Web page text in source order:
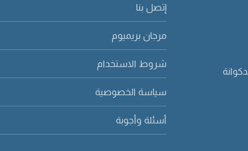
إتصل بنا
مرجان بريميوم
شروط الاستخدام
سياسة الخصوصية
أسئلة وأجوبة